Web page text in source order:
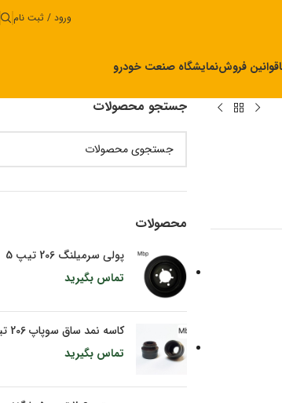
ورود / ثبت نام
قوانین فروشنمایشگاه صنعت خودرو
جستجو محصولات
محصولات
پولی سرمیلنگ 206 تیپ 5
تماس بگیرید
کاسه نمد ساق سوپاپ 206 تیپ 2
تماس بگیرید